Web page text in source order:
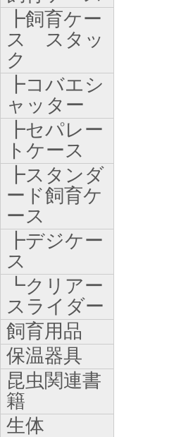
┣飼育ケー
ス スタッ
ク
┣コバエシ
ャッター
┣セパレー
トケース
┣スタンダ
ード飼育ケ
ース
┣デジケー
ス
┗クリアー
スライダー
飼育用品
保温器具
昆虫関連書
籍
生体